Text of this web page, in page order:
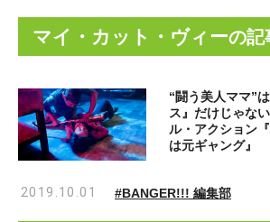
映画評価
マイ・カット・ヴィーの記
“闘う美人ママ”
ス』だけじゃな
ル・アクション
は元ギャング』
2019.10.01 #BANGER!!! 編集部